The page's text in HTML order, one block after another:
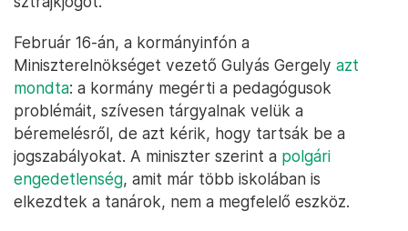
Február 16-án, a kormányinfón a
Miniszterelnökséget vezető Gulyás Gergely azt
mondta: a kormány megérti a pedagógusok
problémáit, szívesen tárgyalnak velük a
béremelésről, de azt kérik, hogy tartsák be a
jogszabályokat. A miniszter szerint a polgári
engedetlenség, amit már több iskolában is
elkezdtek a tanárok, nem a megfelelő eszköz.